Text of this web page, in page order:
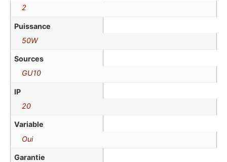
2
Puissance
50W
Sources
GU10
IP
20
Variable
Oui
Garantie